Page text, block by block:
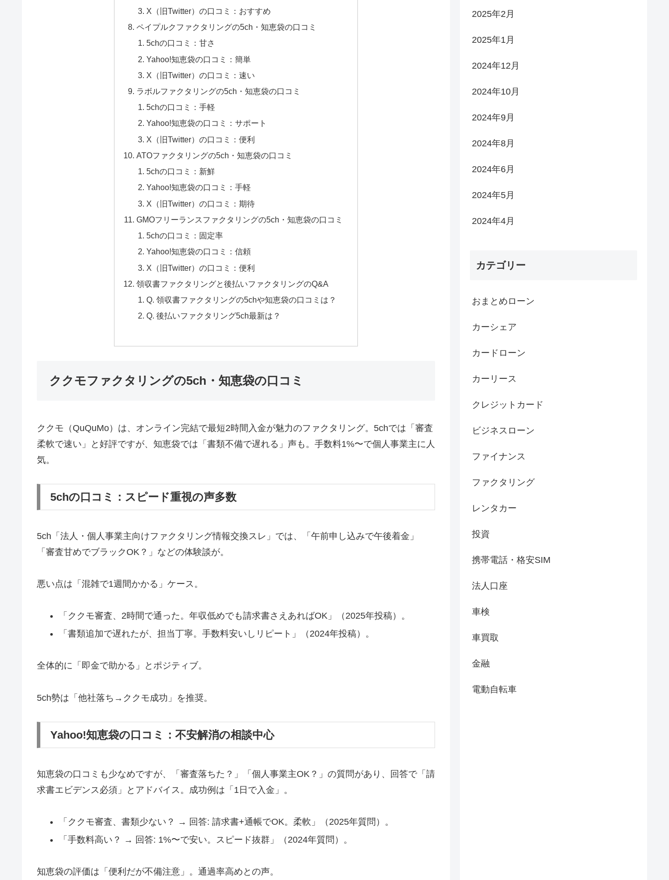
X（旧Twitter）の口コミ：おすすめ
ペイプルクファクタリングの5ch・知恵袋の口コミ
5chの口コミ：甘さ
Yahoo!知恵袋の口コミ：簡単
X（旧Twitter）の口コミ：速い
ラボルファクタリングの5ch・知恵袋の口コミ
5chの口コミ：手軽
Yahoo!知恵袋の口コミ：サポート
X（旧Twitter）の口コミ：便利
ATOファクタリングの5ch・知恵袋の口コミ
5chの口コミ：新鮮
Yahoo!知恵袋の口コミ：手軽
X（旧Twitter）の口コミ：期待
GMOフリーランスファクタリングの5ch・知恵袋の口コミ
5chの口コミ：固定率
Yahoo!知恵袋の口コミ：信頼
X（旧Twitter）の口コミ：便利
領収書ファクタリングと後払いファクタリングのQ&A
Q. 領収書ファクタリングの5chや知恵袋の口コミは？
Q. 後払いファクタリング5ch最新は？
ククモファクタリングの5ch・知恵袋の口コミ
ククモ（QuQuMo）は、オンライン完結で最短2時間入金が魅力のファクタリング。5chでは「審査
柔軟で速い」と好評ですが、知恵袋では「書類不備で遅れる」声も。手数料1%〜で個人事業主に人
気。
5chの口コミ：スピード重視の声多数
5ch「法人・個人事業主向けファクタリング情報交換スレ」では、「午前申し込みで午後着金」
「審査甘めでブラックOK？」などの体験談が。
悪い点は「混雑で1週間かかる」ケース。
「ククモ審査、2時間で通った。年収低めでも請求書さえあればOK」（2025年投稿）。
「書類追加で遅れたが、担当丁寧。手数料安いしリピート」（2024年投稿）。
全体的に「即金で助かる」とポジティブ。
5ch勢は「他社落ち→ククモ成功」を推奨。
Yahoo!知恵袋の口コミ：不安解消の相談中心
知恵袋の口コミも少なめですが、「審査落ちた？」「個人事業主OK？」の質問があり、回答で「請
求書エビデンス必須」とアドバイス。成功例は「1日で入金」。
「ククモ審査、書類少ない？ → 回答: 請求書+通帳でOK。柔軟」（2025年質問）。
「手数料高い？ → 回答: 1%〜で安い。スピード抜群」（2024年質問）。
知恵袋の評価は「便利だが不備注意」。通過率高めとの声。
2025年2月
2025年1月
2024年12月
2024年10月
2024年9月
2024年8月
2024年6月
2024年5月
2024年4月
カテゴリー
おまとめローン
カーシェア
カードローン
カーリース
クレジットカード
ビジネスローン
ファイナンス
ファクタリング
レンタカー
投資
携帯電話・格安SIM
法人口座
車検
車買取
金融
電動自転車